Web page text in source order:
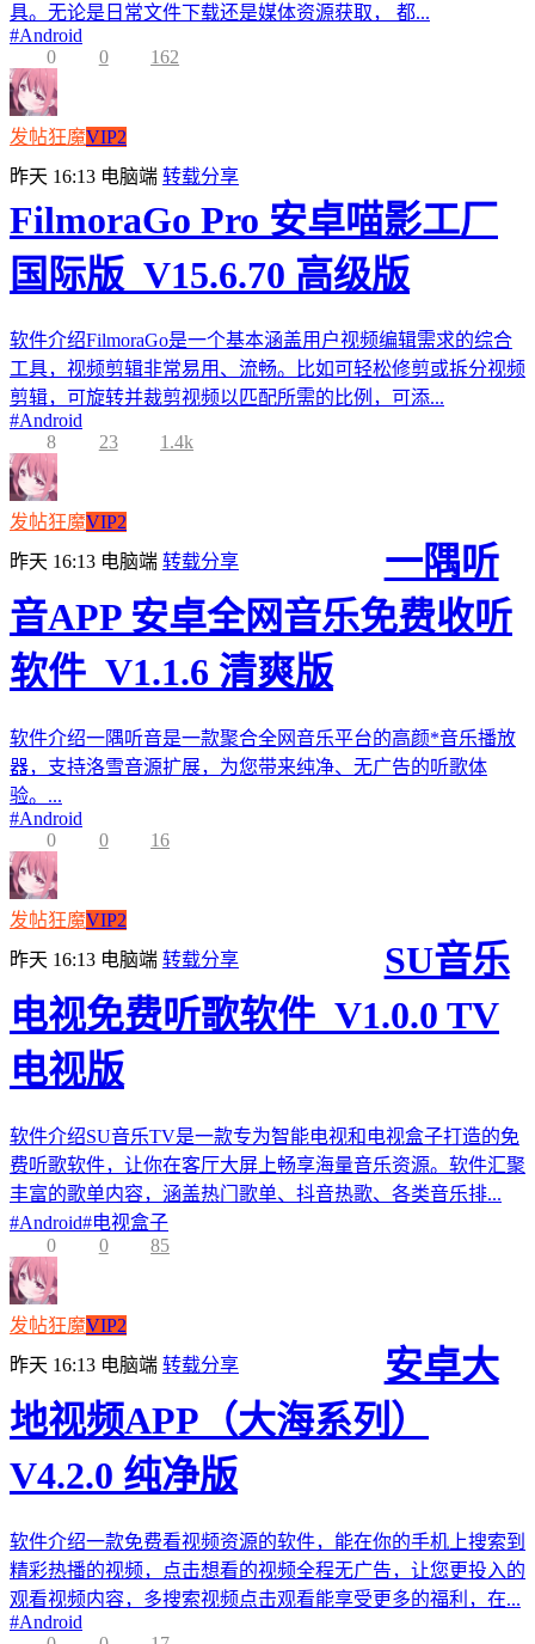
具。无论是日常文件下载还是媒体资源获取， 都...
#Android
0
0 162
发帖狂魔VIP2
昨天 16:13 电脑端 转载分享
FilmoraGo Pro 安卓喵影工厂
国际版_V15.6.70 高级版
软件介绍FilmoraGo是一个基本涵盖用户视频编辑需求的综合
工具，视频剪辑非常易用、流畅。比如可轻松修剪或拆分视频
剪辑，可旋转并裁剪视频以匹配所需的比例，可添...
#Android
8
23 1.4k
发帖狂魔VIP2
昨天 16:13 电脑端 转载分享
一隅听
音APP 安卓全网音乐免费收听
软件_V1.1.6 清爽版
软件介绍一隅听音是一款聚合全网音乐平台的高颜*音乐播放
器，支持洛雪音源扩展，为您带来纯净、无广告的听歌体
验。...
#Android
0
0 16
发帖狂魔VIP2
昨天 16:13 电脑端 转载分享
SU音乐
电视免费听歌软件_V1.0.0 TV
电视版
软件介绍SU音乐TV是一款专为智能电视和电视盒子打造的免
费听歌软件，让你在客厅大屏上畅享海量音乐资源。软件汇聚
丰富的歌单内容，涵盖热门歌单、抖音热歌、各类音乐排...
#Android#电视盒子
0
0 85
发帖狂魔VIP2
昨天 16:13 电脑端 转载分享
安卓大
地视频APP（大海系列）
V4.2.0 纯净版
软件介绍一款免费看视频资源的软件，能在你的手机上搜索到
精彩热播的视频，点击想看的视频全程无广告，让您更投入的
观看视频内容，多搜索视频点击观看能享受更多的福利，在...
#Android